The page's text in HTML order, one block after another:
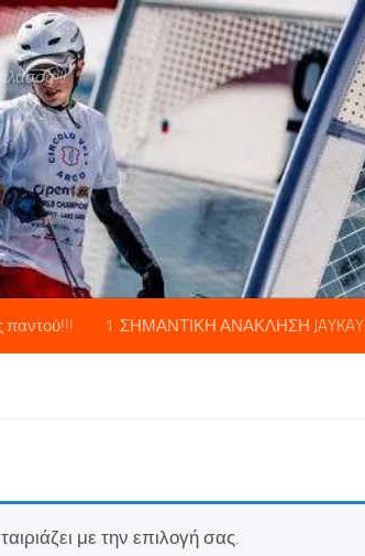
παντού!!! 1. ΣΗΜΑΝΤΙΚΗ ΑΝΑΚΛΗΣΗ JAYKAY
με την επιλογή σας.